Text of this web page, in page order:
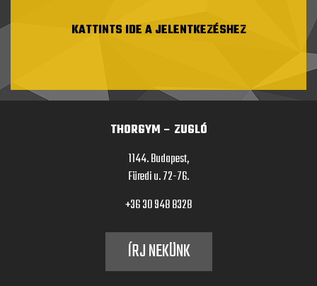
KATTINTS IDE A JELENTKEZÉSHEZ
THORGYM – ZUGLÓ
1144. Budapest,
Füredi u. 72-76.
+36 30 948 8328
ÍRJ NEKÜNK